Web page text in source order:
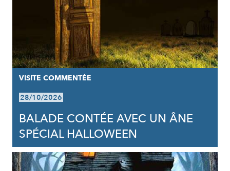
VISITE COMMENTÉE
28/10/2026
BALADE CONTÉE AVEC UN ÂNE
SPÉCIAL HALLOWEEN